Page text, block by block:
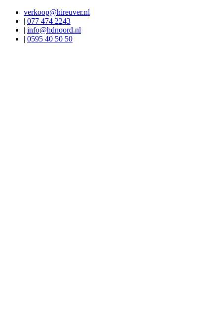
verkoop@hireuver.nl
| 077 474 2243
| info@hdnoord.nl
| 0595 40 50 50